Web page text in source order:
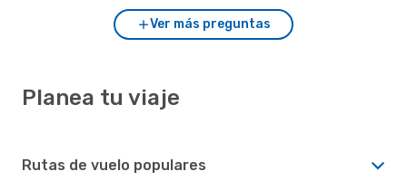
Ver más preguntas
Planea tu viaje
Rutas de vuelo populares